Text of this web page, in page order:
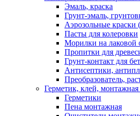
Эмаль, краска
Грунт-эмаль,
Аэрозольные краски
Пасты для колеровки
Морилки на лаковой
Пропитки для
Грунт-контакт для
Антисептики,
Преобразователь,
Герметик, клей, монтажная
Герметики
Пена монтажная